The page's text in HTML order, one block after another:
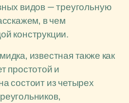
видов — треугольную
в чем
конструкции.
известная также как
простотой и
состоит из четырех